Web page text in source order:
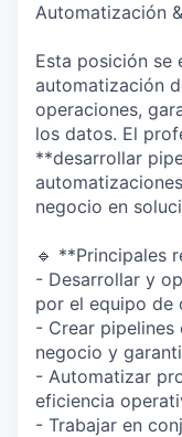
Automatización
Esta posición
automatización
operaciones,
los datos. El
**desarrollar
negocio en
🔹 **Principales
- Desarrollar y
por el equipo de
- Crear
negocio y
- Automatizar
eficiencia
- Trabajar en